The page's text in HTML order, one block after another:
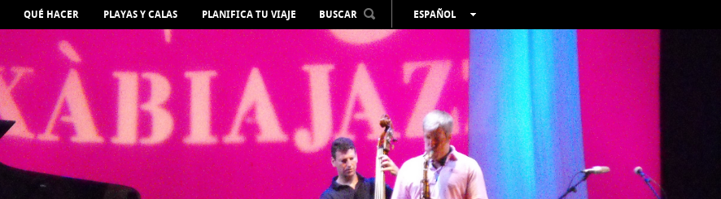
QUÉ HACER PLAYAS Y CALAS PLANIFICA TU VIAJE BUSCAR
ESPAÑOL
VALENCIÀ
ENGLISH
FRANÇAIS
DEUTSCH
РУССКИЙ